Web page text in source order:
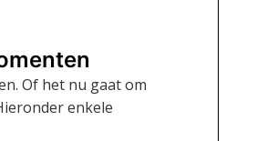
Of het nu gaat om
enkele